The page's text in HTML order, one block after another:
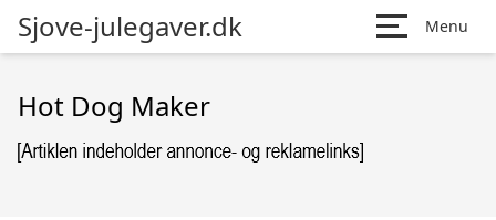
Sjove-julegaver.dk Menu
Hot Dog Maker